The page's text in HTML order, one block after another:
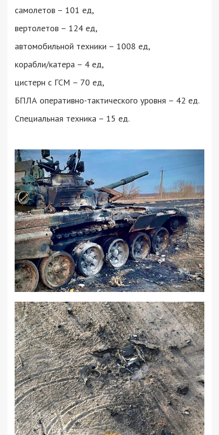
самолетов – 101 ед,
вертолетов – 124 ед,
автомобильной техники – 1008 ед,
корабли/катера – 4 ед,
цистерн с ГСМ – 70 ед,
БПЛА оперативно-тактического уровня – 42 ед.
Специальная техника – ​​15 ед.